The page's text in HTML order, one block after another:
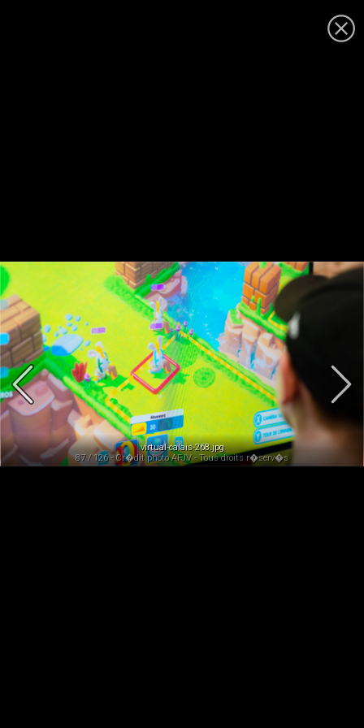
virtual-calais-268.jpg
87 / 126 - Cr�dit photo AFJV - Tous droits r�serv�s